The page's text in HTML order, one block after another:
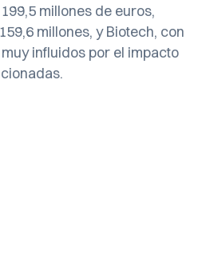
millones de euros,
millones, y Biotech, con
influidos por el impacto